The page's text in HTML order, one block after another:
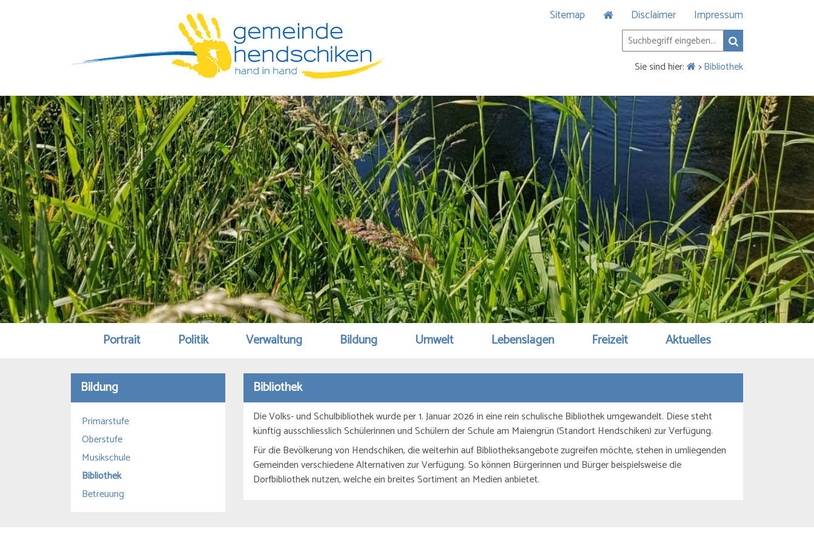
Sitemap Disclaimer Impressum
Sie sind hier: >Bibliothek
Portrait Politik Verwaltung Bildung Umwelt Lebenslagen Freizeit Aktuelles
Bildung
Primarstufe
Oberstufe
Musikschule
Bibliothek
Betreuung
Bibliothek
Die Volks- und Schulbibliothek wurde per 1. Januar 2026 in eine rein schulische Bibliothek umgewandelt. Diese steht
künftig ausschliesslich Schülerinnen und Schülern der Schule am Maiengrün (Standort Hendschiken) zur Verfügung.
Für die Bevölkerung von Hendschiken, die weiterhin auf Bibliotheksangebote zugreifen möchte, stehen in umliegenden
Gemeinden verschiedene Alternativen zur Verfügung. So können Bürgerinnen und Bürger beispielsweise die
Dorfbibliothek nutzen, welche ein breites Sortiment an Medien anbietet.